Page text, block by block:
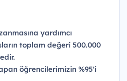
yardımcı
toplam değeri 500.000
öğrencilerimizin %95'i